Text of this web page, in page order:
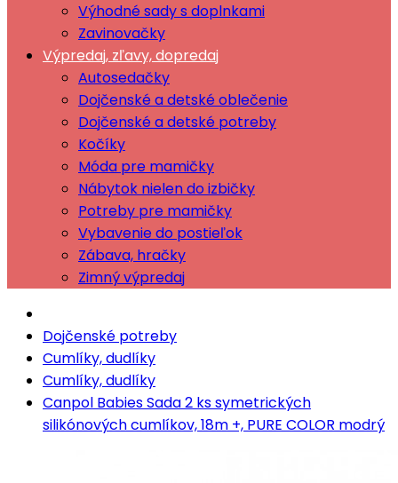
Výhodné sady s doplnkami
Zavinovačky
Výpredaj, zľavy, dopredaj
Autosedačky
Dojčenské a detské oblečenie
Dojčenské a detské potreby
Kočíky
Móda pre mamičky
Nábytok nielen do izbičky
Potreby pre mamičky
Vybavenie do postieľok
Zábava, hračky
Zimný výpredaj
Dojčenské potreby
Cumlíky, dudlíky
Cumlíky, dudlíky
Canpol Babies Sada 2 ks symetrických
silikónových cumlíkov, 18m +, PURE COLOR modrý